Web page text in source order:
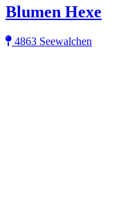
Blumen Hexe
4863 Seewalchen